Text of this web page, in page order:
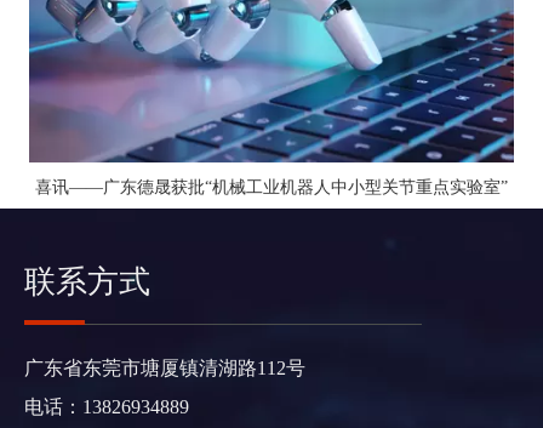
喜讯——广东德晟获批“机械工业机器人中小型关节重点实验室”
联系方式
广东省东莞市塘厦镇清湖路112号
电话：13826934889